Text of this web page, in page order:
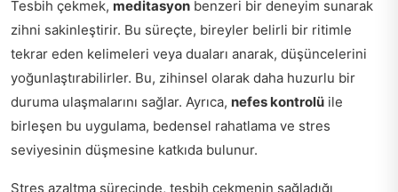
Tesbih çekmek, meditasyon benzeri bir deneyim sunarak
zihni sakinleştirir. Bu süreçte, bireyler belirli bir ritimle
tekrar eden kelimeleri veya duaları anarak, düşüncelerini
yoğunlaştırabilirler. Bu, zihinsel olarak daha huzurlu bir
duruma ulaşmalarını sağlar. Ayrıca, nefes kontrolü ile
birleşen bu uygulama, bedensel rahatlama ve stres
seviyesinin düşmesine katkıda bulunur.
Stres azaltma sürecinde, tesbih çekmenin sağladığı